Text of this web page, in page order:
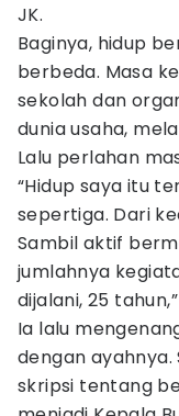
JK.
Baginya, hidup
berbeda. Masa
sekolah dan
dunia usaha,
Lalu perlahan
“Hidup saya itu
sepertiga. Dari
Sambil aktif
jumlahnya
dijalani, 25
Ia lalu
dengan ayahnya.
skripsi tentang